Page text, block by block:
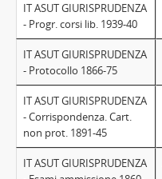
IT ASUT GIURISPRUDENZA
- Progr. corsi lib. 1939-40
IT ASUT GIURISPRUDENZA
- Protocollo 1866-75
IT ASUT GIURISPRUDENZA
- Corrispondenza. Cart.
non prot. 1891-45
IT ASUT GIURISPRUDENZA